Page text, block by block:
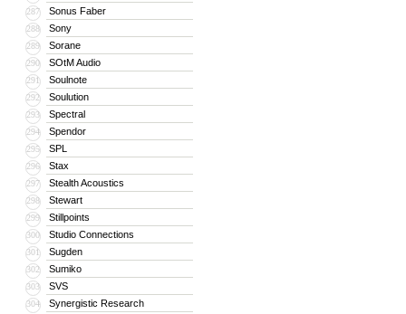
287 Sonus Faber
288 Sony
289 Sorane
290 SOtM Audio
291 Soulnote
292 Soulution
293 Spectral
294 Spendor
295 SPL
296 Stax
297 Stealth Acoustics
298 Stewart
299 Stillpoints
300 Studio Connections
301 Sugden
302 Sumiko
303 SVS
304 Synergistic Research